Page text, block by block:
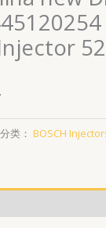
分类： BOSCH